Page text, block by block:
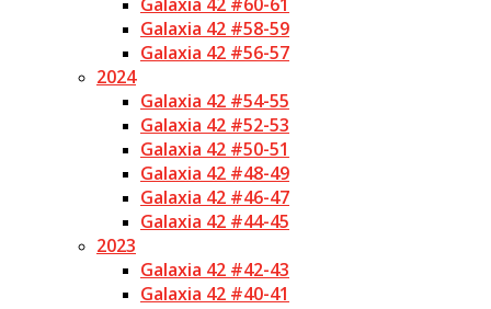
Galaxia 42 #58-59
Galaxia 42 #56-57
2024
Galaxia 42 #54-55
Galaxia 42 #52-53
Galaxia 42 #50-51
Galaxia 42 #48-49
Galaxia 42 #46-47
Galaxia 42 #44-45
2023
Galaxia 42 #42-43
Galaxia 42 #40-41